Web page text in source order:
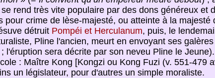
rend très vite populaire par des dons généreux et
crime de lèse-majesté, ou atteinte à la
détruit Pompéi et Herculanum, puis, le
Pline l'ancien, meurt en envoyant ses
l'éruption sera décrite par son neveu Pline le
: Maître Kong [Kongzi ou Kong Fuzi (v. 551-479
un législateur, pour d'autres un simple moraliste.